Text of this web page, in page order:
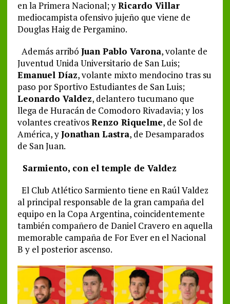
en la Primera Nacional; yRicardo Villar
mediocampista ofensivo jujeño que viene de
Douglas Haig de Pergamino.
Además arribó Juan Pablo Varona, volante de
Juventud Unida Universitario de San Luis;
Emanuel Díaz, volante mixto mendocino tras su
paso por Sportivo Estudiantes de San Luis;
Leonardo Valdez, delantero tucumano que
llega de Huracán de Comodoro Rivadavia; y los
volantes creativosRenzo Riquelme, de Sol de
América, yJonathan Lastra, de Desamparados
de San Juan.
Sarmiento, con el temple de Valdez
El Club Atlético Sarmiento tiene en Raúl Valdez
al principal responsable de la gran campaña del
equipo en la Copa Argentina, coincidentemente
también compañero de Daniel Cravero en aquella
memorable campaña de For Ever en el Nacional
B y el posterior ascenso.